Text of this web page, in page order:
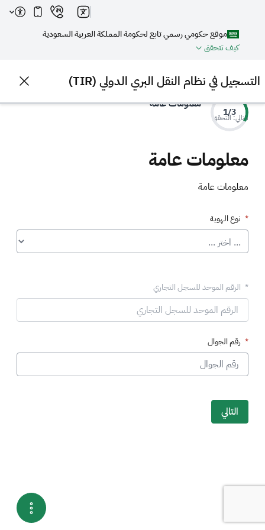
موقع حكومي رسمي تابع لحكومة المملكة العربية السعودية
كيف تتحقق
التسجيل في نظام النقل البري الدولي (TIR)
1/3
معلومات عامة
التالي: التحقق
معلومات عامة
معلومات عامة
رقم الجوال